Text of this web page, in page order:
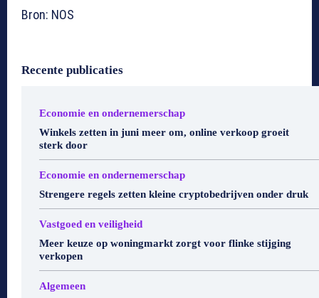
Bron: NOS
Recente publicaties
Economie en ondernemerschap
Winkels zetten in juni meer om, online verkoop groeit
sterk door
Economie en ondernemerschap
Strengere regels zetten kleine cryptobedrijven onder druk
Vastgoed en veiligheid
Meer keuze op woningmarkt zorgt voor flinke stijging
verkopen
Algemeen